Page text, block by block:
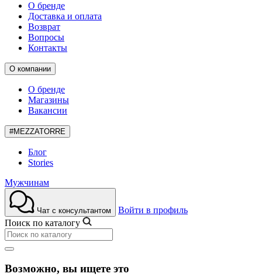
О бренде
Доставка и оплата
Возврат
Вопросы
Контакты
О компании
О бренде
Магазины
Вакансии
#MEZZATORRE
Блог
Stories
Мужчинам
Чат с консультантом
Войти в профиль
Поиск по каталогу
Возможно, вы ищете это